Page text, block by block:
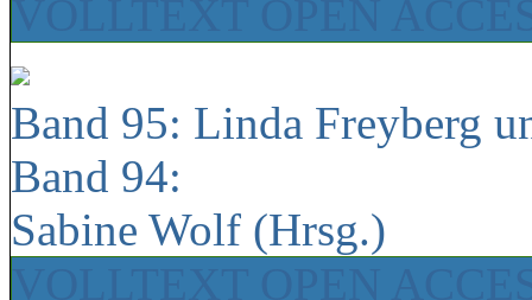
Band 95: Linda Freyberg
Band 94:
Sabine Wolf (Hrsg.)